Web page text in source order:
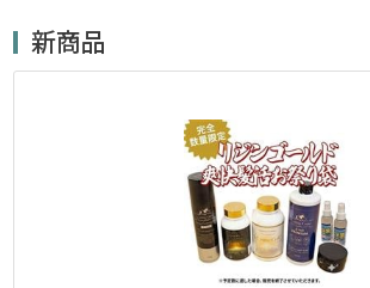
新商品